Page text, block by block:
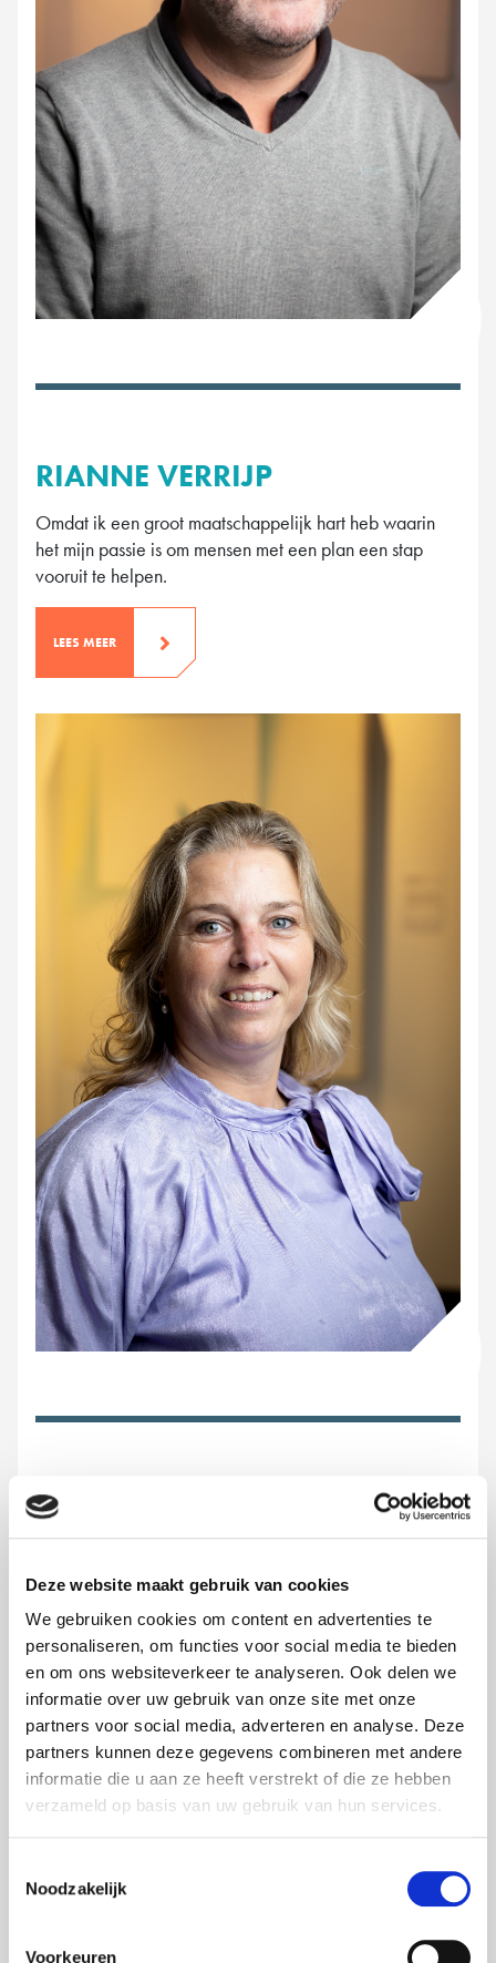
Deze website maakt gebruik van cookies
We gebruiken cookies om content en advertenties te
personaliseren, om functies voor social media te bieden
en om ons websiteverkeer te analyseren. Ook delen we
informatie over uw gebruik van onze site met onze
partners voor social media, adverteren en analyse. Deze
partners kunnen deze gegevens combineren met andere
informatie die u aan ze heeft verstrekt of die ze hebben
verzameld op basis van uw gebruik van hun services.
Noodzakelijk
Voorkeuren
RIANNE VERRIJP
Omdat ik een groot maatschappelijk hart heb waarin
het mijn passie is om mensen met een plan een stap
vooruit te helpen.
LEES MEER
JEREMIAH DURAND
zetten om samen de stad nog mooier te maken.
LEES MEER